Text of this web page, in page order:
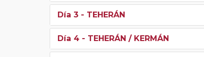
Día 3 - TEHERÁN
Día 4 - TEHERÁN / KERMÁN